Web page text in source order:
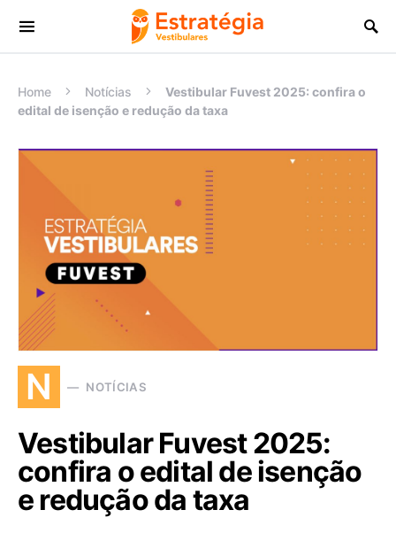
Procurar:
Home Notícias
Vestibular Fuvest 2025: confira o
edital de isenção e redução da taxa
N NOTÍCIAS
Vestibular Fuvest 2025:
confira o edital de isenção
e redução da taxa